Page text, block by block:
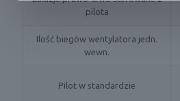
pilota
Ilość biegów wentylatora jedn.
wewn.
Pilot w standardzie